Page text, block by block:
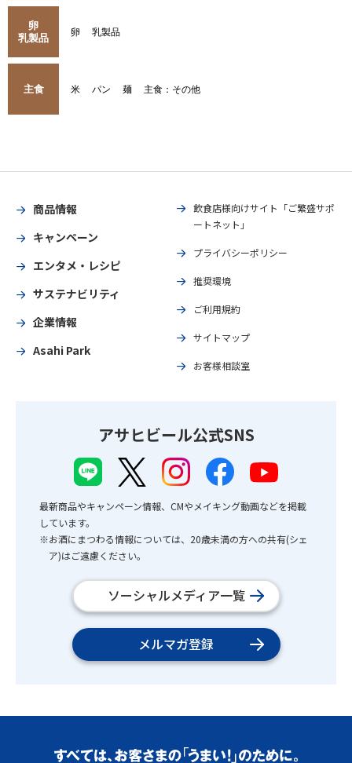
卵
乳製品
卵 乳製品
主食 米 パン 麺 主食：その他
商品情報
キャンペーン
エンタメ・レシピ
サステナビリティ
企業情報
Asahi Park
飲食店様向けサイト「ご繁盛サポ
ートネット」
プライバシーポリシー
推奨環境
ご利用規約
サイトマップ
お客様相談室
アサヒビール公式SNS
最新商品やキャンペーン情報、CMやメイキング動画などを掲載
しています。
※お酒にまつわる情報については、20歳未満の方への共有(シェ
ア)はご遠慮ください。
ソーシャルメディア一覧
メルマガ登録